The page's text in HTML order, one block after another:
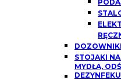
STOJAKI
MYDŁA,